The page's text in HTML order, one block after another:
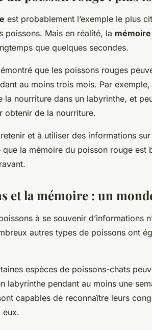
est probablement l’exemple le plus
poissons. Mais en réalité, la
que quelques secondes.
que les poissons rouges
au moins trois mois. Par
la nourriture dans un labyrinthe, et
obtenir de la nourriture.
et à utiliser des informations
que la mémoire du poisson rouge est
et la mémoire : un
à se souvenir d’informations
autres types de poissons ont
espèces de poissons-chats
labyrinthe pendant au moins une
capables de reconnaître leurs
eux.